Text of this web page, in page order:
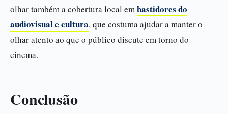
olhar também a cobertura local embastidores do
audiovisual e cultura, que costuma ajudar a manter o
olhar atento ao que o público discute em torno do
cinema.
Conclusão